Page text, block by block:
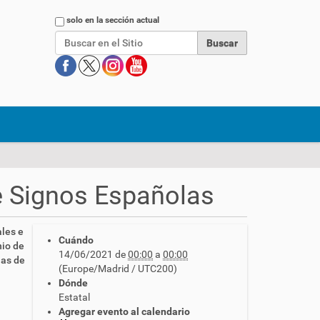
Buscarsolo en la sección actual
Españolas
Cuándo
14/06/2021 de00:00 a 00:00
(Europe/Madrid / UTC200)
Dónde
Estatal
Agregar evento al calendario
e
de
de